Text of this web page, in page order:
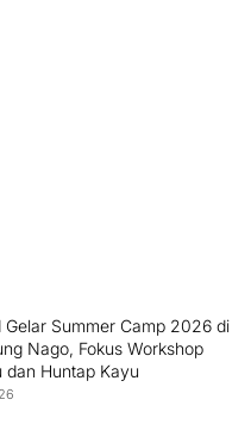
Gelar Summer Camp 2026 di
Nago, Fokus Workshop
dan Huntap Kayu